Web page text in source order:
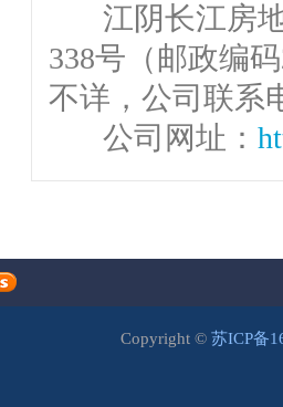
江阴长江房地
338号（邮政编
不详，公司联系
公司网址：
Copyright © 苏ICP备